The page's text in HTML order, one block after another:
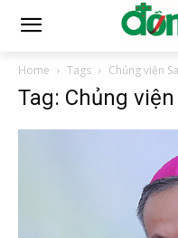
Home Tags Chủng viện
Tag: Chủng